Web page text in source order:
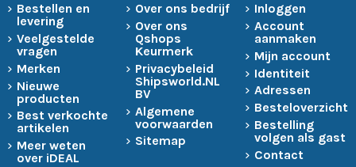
Bestellen en
levering
Veelgestelde
vragen
Merken
Nieuwe
producten
Best verkochte
artikelen
Meer weten
over iDEAL
Over ons bedrijf
Over ons
Qshops
Keurmerk
Privacybeleid
Shipsworld.NL
BV
Algemene
voorwaarden
Sitemap
Inloggen
Account
aanmaken
Mijn account
Identiteit
Adressen
Besteloverzicht
Bestelling
volgen als gast
Contact